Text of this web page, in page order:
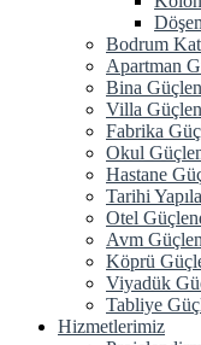
Bodrum
Apartman
Bina
Villa
Fabrika
Okul
Hastane
Tarihi
Otel
Avm
Köprü
Viyadük
Tabliye
Hizmetlerimiz